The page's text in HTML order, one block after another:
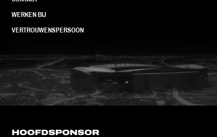
WERKEN BIJ
VERTROUWENSPERSOON
FC Utrecht<br>vanuit<br>het
HOOFDSPONSOR